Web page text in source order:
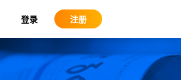
登录 注册